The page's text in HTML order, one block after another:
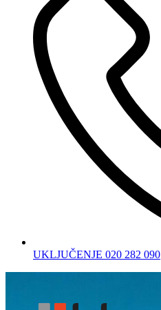
UKLJUČENJE 020 282 090